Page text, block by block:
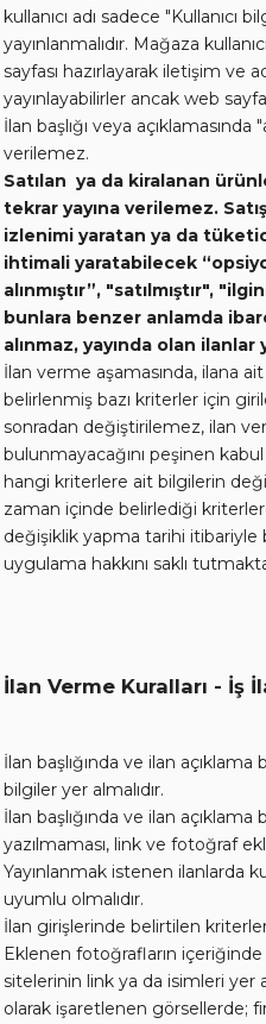
kullanıcı adı sadece "Kullanıcı
yayınlanmalıdır. Mağaza
sayfası hazırlayarak iletişim ve
yayınlayabilirler ancak web
İlan başlığı veya açıklamasında
verilemez.
Satılan ya da kiralanan
tekrar yayına verilemez.
izlenimi yaratan ya da
ihtimali yaratabilecek
alınmıştır”, "satılmıştır",
bunlara benzer anlamda
alınmaz, yayında olan ilanlar
İlan verme aşamasında, ilana
belirlenmiş bazı kriterler için
sonradan değiştirilemez, ilan
bulunmayacağını peşinen
hangi kriterlere ait bilgilerin
zaman içinde belirlediği
değişiklik yapma tarihi
uygulama hakkını saklı
İlan Verme Kuralları - İş
İlan başlığında ve ilan
bilgiler yer almalıdır.
İlan başlığında ve ilan
yazılmaması, link ve fotoğraf
Yayınlanmak istenen ilanlarda
uyumlu olmalıdır.
İlan girişlerinde belirtilen
Eklenen fotoğrafların
sitelerinin link ya da isimleri yer
olarak işaretlenen görsellerde;